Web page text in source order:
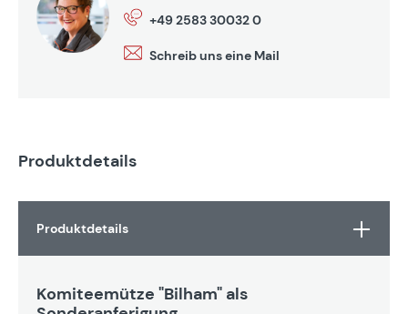
+49 2583 30032 0
Schreib uns eine Mail
Produktdetails
Produktdetails
Komiteemütze "Bilham" als